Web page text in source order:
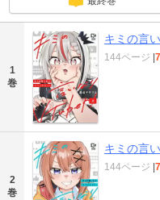
1
巻
キミの言
144ページ
2
巻
キミの言
144ページ